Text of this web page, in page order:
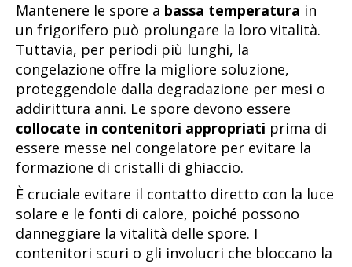
Mantenere le spore a bassa temperatura in
un frigorifero può prolungare la loro vitalità.
Tuttavia, per periodi più lunghi, la
congelazione offre la migliore soluzione,
proteggendole dalla degradazione per mesi o
addirittura anni. Le spore devono essere
collocate in contenitori appropriati prima di
essere messe nel congelatore per evitare la
formazione di cristalli di ghiaccio.
È cruciale evitare il contatto diretto con la luce
solare e le fonti di calore, poiché possono
danneggiare la vitalità delle spore. I
contenitori scuri o gli involucri che bloccano la